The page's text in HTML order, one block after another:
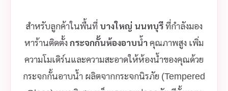
สำหรับลูกค้าในพื้นที่ บางใหญ่ นนทบุรีที่กำลังมอง
หาร้านติดตั้งกระจกกั้นห้องอาบน้ำคุณภาพสูง เพิ่ม
ความโมเดิร์นและความสะอาดให้ห้องน้ำของคุณด้วย
กระจกกั้นอาบน้ำ ผลิตจากกระจกนิรภัย (Tempered